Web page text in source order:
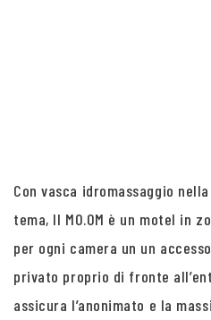
Con vasca idromassaggio
tema, Il MO.OM è un motel in
per ogni camera un un
privato proprio di fronte
assicura l’anonimato e la